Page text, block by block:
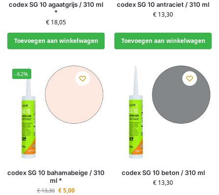
codex SG 10 agaatgrijs / 310 ml
*
€ 18,05
Toevoegen aan winkelwagen
codex SG 10 antraciet / 310 ml
€ 13,30
Toevoegen aan winkelwagen
-62%
codex SG 10 bahamabeige / 310
ml *
€13,30 €5,00
codex SG 10 beton / 310 ml
€ 13,30